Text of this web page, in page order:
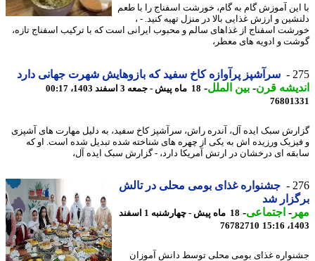
آموزش گام به گام، خورشت اسفناج را با طعم
و ارزش غذایی بالا در منزل تهیه کنید. - ،
اسفناج از غذاهای سالم و محبوب ایرانی است که با ترکیب اسفناج تازه،
و ادویه های معطر،
سرآشپز پرآوازه کاخ سفید که بازوهایش شهرت جهانی دارد
قرن- بین الملل-18 ماه پیش - جمعه 3 اسفند 1403، 00:17
سبک ایده آل، آندره راش، سرآشپز کاخ سفید، به دلیل مهارت های آشپزی
ورزیده اش به یکی از چهره های شناخته شده تبدیل شده است. او که
ای درخشان در ارتش آمریکا دارد، - گزارش سبک ایده آل،
جشنواره غذای بومی محلی در تالش
شد
-اجتماعی-
18 ماه پیش - چهارشنبه 1 اسفند
76782710
غذای بومی محلی توسط دانش آموزان